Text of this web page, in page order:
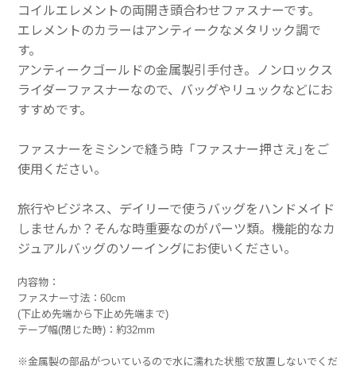
コイルエレメントの両開き頭合わせファスナーです。
エレメントのカラーはアンティークなメタリック調で
す。
アンティークゴールドの金属製引手付き。ノンロックス
ライダーファスナーなので、バッグやリュックなどにお
すすめです。
ファスナーをミシンで縫う時「ファスナー押さえ｣をご
使用ください。
旅行やビジネス、デイリーで使うバッグをハンドメイド
しませんか？そんな時重要なのがパーツ類。機能的なカ
ジュアルバッグのソーイングにお使いください。
内容物：
ファスナー寸法：60cm
(下止め先端から下止め先端まで)
テープ幅(閉じた時)：約32mm
※金属製の部品がついているので水に濡れた状態で放置しないでくだ